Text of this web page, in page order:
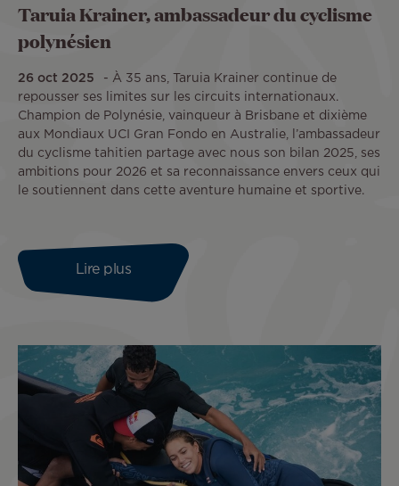
Taruia Krainer, ambassadeur du cyclisme
polynésien
26 oct 2025
À 35 ans, Taruia Krainer continue de
repousser ses limites sur les circuits internationaux.
Champion de Polynésie, vainqueur à Brisbane et dixième
aux Mondiaux UCI Gran Fondo en Australie, l’ambassadeur
du cyclisme tahitien partage avec nous son bilan 2025, ses
ambitions pour 2026 et sa reconnaissance envers ceux qui
le soutiennent dans cette aventure humaine et sportive.
Lire plus